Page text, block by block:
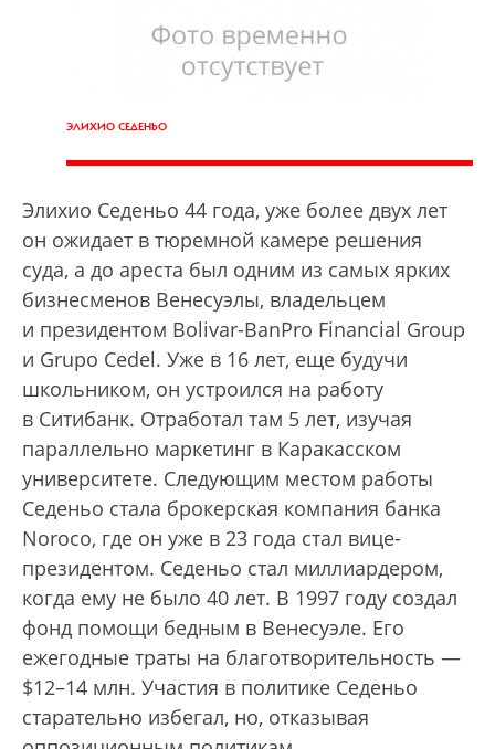
ЭЛИХИО СЕДЕНЬО
Элихио Седеньо 44 года, уже более двух лет
он ожидает в тюремной камере решения
суда, а до ареста был одним из самых ярких
бизнесменов Венесуэлы, владельцем
и президентом Bolivar-BanPro Financial Group
и Grupo Cedel. Уже в 16 лет, еще будучи
школьником, он устроился на работу
в Ситибанк. Отработал там 5 лет, изучая
параллельно маркетинг в Каракасском
университете. Следующим местом работы
Седеньо стала брокерская компания банка
Noroco, где он уже в 23 года стал вице-
президентом. Седеньо стал миллиардером,
когда ему не было 40 лет. В 1997 году создал
фонд помощи бедным в Венесуэле. Его
ежегодные траты на благотворительность —
$12–14 млн. Участия в политике Седеньо
старательно избегал, но, отказывая